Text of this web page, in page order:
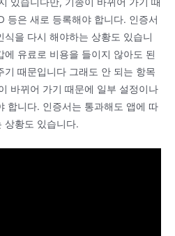
등은 새로 등록해야 합니다. 인증서
을 다시 해야하는 상황도 있습니
유료로 비용을 들이지 않아도 된
기 때문입니다 그래도 안 되는 항목
바뀌어 가기 때문에 일부 설정이나
합니다. 인증서는 통과해도 앱에 따
상황도 있습니다.